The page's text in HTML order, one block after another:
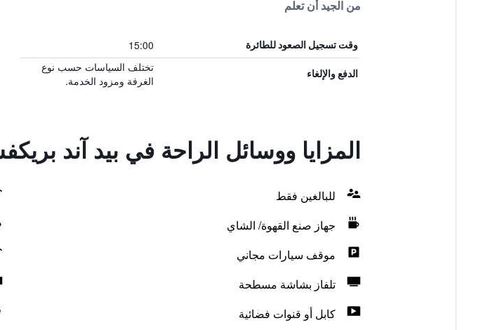
من الجيد أن تعلم
وقت تسجيل الصعود للطائرة 15:00
الدفع والإلغاء
تختلف السياسات حسب نوع
الغرفة ومزود الخدمة.
المزايا ووسائل الراحة في بيد آند
للبالغين فقط
جهاز صنع القهوة/ الشاي
موقف سيارات مجاني
تلفاز بشاشة مسطحة
كابل أو قنوات فضائية